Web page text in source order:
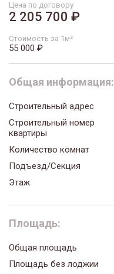
Цена по договору
2 205 700 ₽
Стоимость за 1м²
55 000 ₽
Общая информация:
Строительный адрес
Строительный номер
квартиры
Количество комнат
Подъезд/Секция
Этаж
Площадь:
Общая площадь
Площадь без лоджии